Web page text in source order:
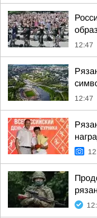
12:47
12:47